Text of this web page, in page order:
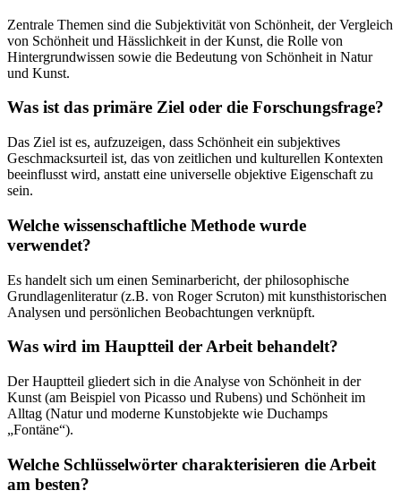
Zentrale Themen sind die Subjektivität von Schönheit, der Vergleich
von Schönheit und Hässlichkeit in der Kunst, die Rolle von
Hintergrundwissen sowie die Bedeutung von Schönheit in Natur
und Kunst.
Was ist das primäre Ziel oder die Forschungsfrage?
Das Ziel ist es, aufzuzeigen, dass Schönheit ein subjektives
Geschmacksurteil ist, das von zeitlichen und kulturellen Kontexten
beeinflusst wird, anstatt eine universelle objektive Eigenschaft zu
sein.
Welche wissenschaftliche Methode wurde
verwendet?
Es handelt sich um einen Seminarbericht, der philosophische
Grundlagenliteratur (z.B. von Roger Scruton) mit kunsthistorischen
Analysen und persönlichen Beobachtungen verknüpft.
Was wird im Hauptteil der Arbeit behandelt?
Der Hauptteil gliedert sich in die Analyse von Schönheit in der
Kunst (am Beispiel von Picasso und Rubens) und Schönheit im
Alltag (Natur und moderne Kunstobjekte wie Duchamps
„Fontäne“).
Welche Schlüsselwörter charakterisieren die Arbeit
am besten?